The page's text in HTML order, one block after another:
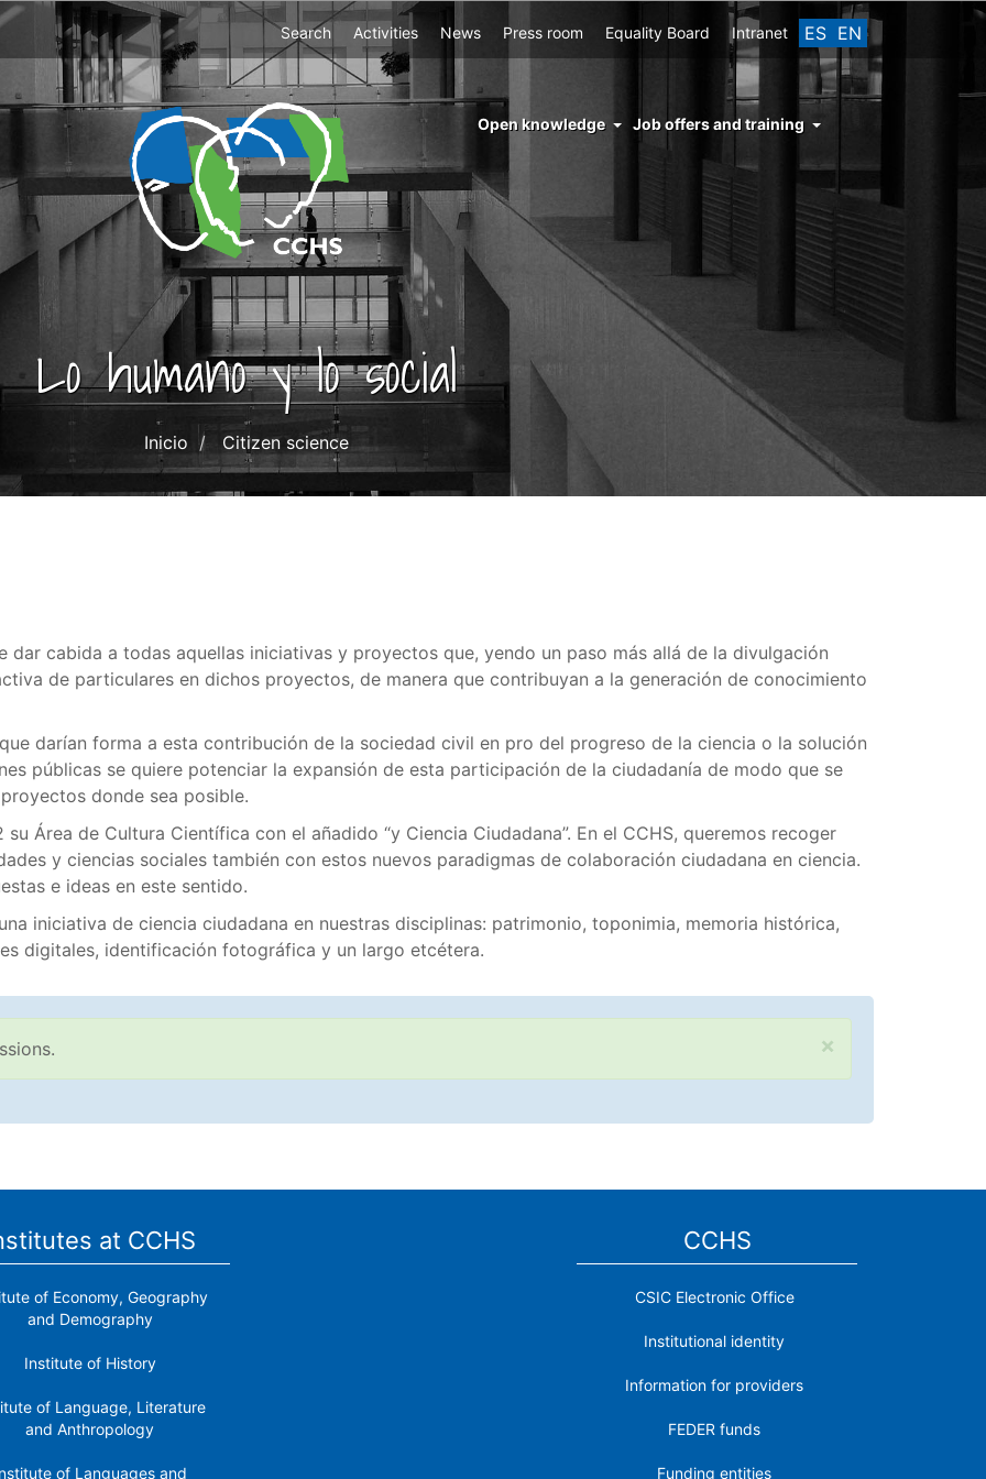
ES EN
Top
Menu
Search Activities News Press room Equality Board Intranet
menu
cchs
conocimiento
abierto
Open knowledge Job offers and training
Lo humano y lo social
Inicio Citizen science
dar cabida a todas aquellas iniciativas y proyectos que, yendo un paso más allá de la divulgación
de particulares en dichos proyectos, de manera que contribuyan a la generación de conocimiento
darían forma a esta contribución de la sociedad civil en pro del progreso de la ciencia o la solución
públicas se quiere potenciar la expansión de esta participación de la ciudadanía de modo que se
donde sea posible.
Área de Cultura Científica con el añadido “y Ciencia Ciudadana”. En el CCHS, queremos recoger
y ciencias sociales también con estos nuevos paradigmas de colaboración ciudadana en ciencia.
e ideas en este sentido.
iniciativa de ciencia ciudadana en nuestras disciplinas: patrimonio, toponimia, memoria histórica,
digitales, identificación fotográfica y un largo etcétera.
×
at CCHS
of Economy, Geography
and Demography
Institute of History
of Language, Literature
and Anthropology
of Languages ​​and
CCHS
CSIC Electronic Office
Institutional identity
Information for providers
FEDER funds
Funding entities